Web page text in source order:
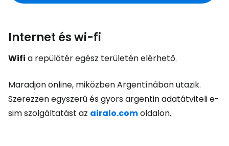
Internet és wi-fi
Wifi a repülőtér egész területén elérhető.
Maradjon online, miközben Argentínában utazik.
Szerezzen egyszerű és gyors argentin adatátviteli e-
sim szolgáltatást az airalo.comoldalon.